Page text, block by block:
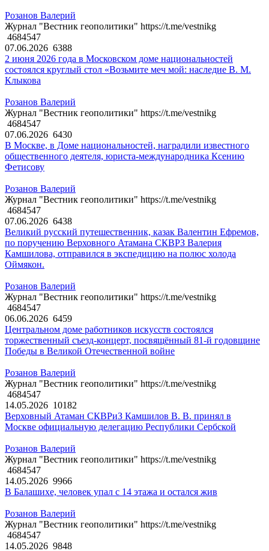
Розанов Валерий
Журнал "Вестник геополитики" https://t.me/vestnikg
4684547
07.06.2026 6388
2 июня 2026 года в Московском доме национальностей
состоялся круглый стол «Возьмите меч мой: наследие В. М.
Клыкова
Розанов Валерий
Журнал "Вестник геополитики" https://t.me/vestnikg
4684547
07.06.2026 6430
В Москве, в Доме национальностей, наградили известного
общественного деятеля, юриста-международника Ксению
Фетисову
Розанов Валерий
Журнал "Вестник геополитики" https://t.me/vestnikg
4684547
07.06.2026 6438
Великий русский путешественник, казак Валентин Ефремов,
по поручению Верховного Атамана СКВРЗ Валерия
Камшилова, отправился в экспедицию на полюс холода
Оймякон.
Розанов Валерий
Журнал "Вестник геополитики" https://t.me/vestnikg
4684547
06.06.2026 6459
Центральном доме работников искусств состоялся
торжественный съезд-концерт, посвящённый 81-й годовщине
Победы в Великой Отечественной войне
Розанов Валерий
Журнал "Вестник геополитики" https://t.me/vestnikg
4684547
14.05.2026 10182
Верховный Атаман СКВРиЗ Камшилов В. В. принял в
Москве официальную делегацию Республики Сербской
Розанов Валерий
Журнал "Вестник геополитики" https://t.me/vestnikg
4684547
14.05.2026 9966
В Балашихе, человек упал с 14 этажа и остался жив
Розанов Валерий
Журнал "Вестник геополитики" https://t.me/vestnikg
4684547
14.05.2026 9848